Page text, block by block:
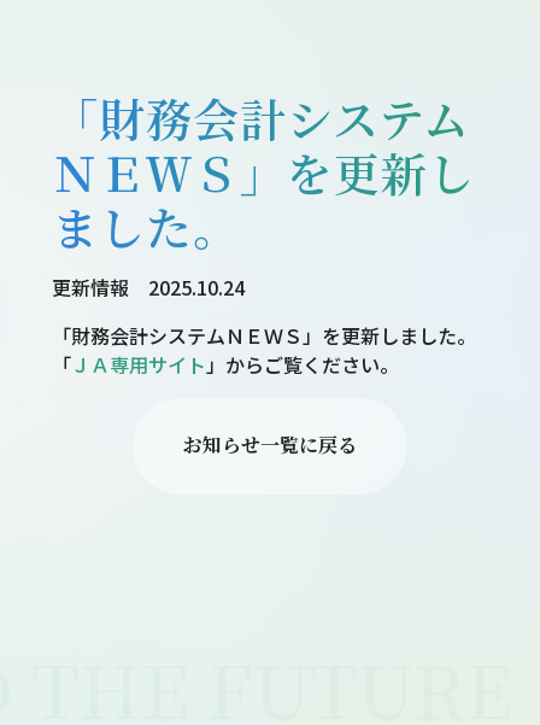
「財務会計システム
ＮＥＷＳ」を更新し
ました。
更新情報2025.10.24
「財務会計システムＮＥＷＳ」を更新しました。
「ＪＡ専用サイト」からご覧ください。
お知らせ一覧に戻る